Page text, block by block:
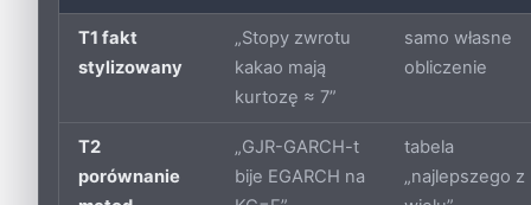
T1 fakt
stylizowany
„Stopy zwrotu
kakao mają
kurtozę ≈ 7”
samo własne
obliczenie
T2
porównanie
„GJR-GARCH-t
bije EGARCH na
tabela
„najlepszego z